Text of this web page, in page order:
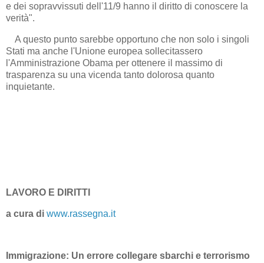
e dei sopravvissuti dell'11/9 hanno il diritto di conoscere la
verità".
A questo punto sarebbe opportuno che non solo i singoli
Stati ma anche l'Unione europea sollecitassero
l'Amministrazione Obama per ottenere il massimo di
trasparenza su una vicenda tanto dolorosa quanto
inquietante.
LAVORO E DIRITTI
a cura di www.rassegna.it
Immigrazione: Un errore collegare sbarchi e terrorismo